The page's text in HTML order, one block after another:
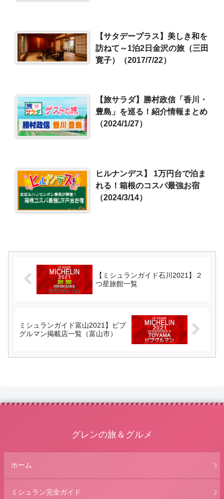
【サタデープラス】美しき和を
訪ねて～1泊2日金沢の旅（三田
寛子）（2017/7/22）
【旅サラダ】勝村政信「香川・
豊島」を巡る！紹介情報まとめ
（2024/1/27）
ヒルナンデス】 1万円台で泊ま
れる！箱根のコスパ最強お宿
（2024/3/14）
【ミシュランガイド石川2021】２
つ星旅館一覧
ミシュランガイド富山2021】ビブ
グルマン掲載店一覧（富山市）
グレンの旅＆グルメ
ホーム
ミシュラン完全ガイド